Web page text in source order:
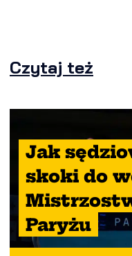
Czytaj też
Jak
skoki do
Paryżu